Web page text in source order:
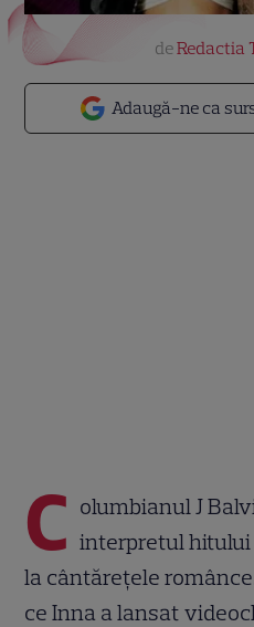
Adaugă-ne ca
deRedactia
C olumbianul J
interpretul hitului
la cântăreţele
ce Inna a lansat